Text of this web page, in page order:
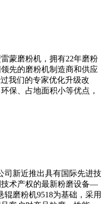
蒙磨粉机，拥有22年磨粉
先的磨粉机制造商和供应
我们的专家优化升级改
保、占地面积小等优点，
司新近推出具有国际先进技
术产权的最新粉磨设备—
磨粉机9518为基础，采用